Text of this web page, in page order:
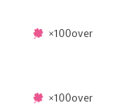
×100over
×100over